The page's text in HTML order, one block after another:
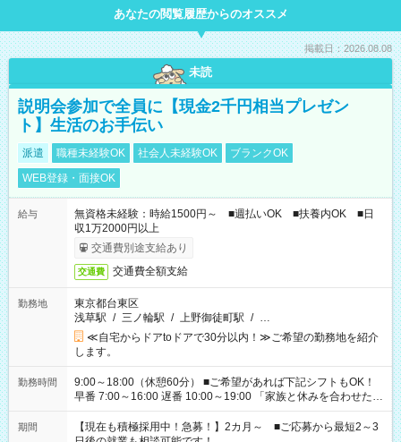
あなたの閲覧履歴からのオススメ
掲載日：2026.08.08
未読
説明会参加で全員に【現金2千円相当プレゼン
ト】生活のお手伝い
派遣 職種未経験OK 社会人未経験OK
ブランクOK
WEB登録・面接OK
給与
無資格未経験：時給1500円～ ■週払いOK ■扶養内OK ■日
収1万2000円以上
交通費別途支給あり
交通費 交通費全額支給
勤務地
東京都台東区
浅草駅 / 三ノ輪駅 / 上野御徒町駅 / …
≪自宅からドアtoドアで30分以内！≫ご希望の勤務地を紹介
します。
勤務時間
9:00～18:00（休憩60分） ■ご希望があれば下記シフトもOK！
早番 7:00～16:00 遅番 10:00～19:00 「家族と休みを合わせた
い」 「余裕を持って夕飯の準備がしたい」 「できれば残業はし
たくない」 など、ご希望を教えてくださいね。 ※Wワーク希望
の方へ 今ご覧のお仕事で希望する勤務時間と、もう1つのお仕事
期間
【現在も積極採用中！急募！】2カ月～ ■ご応募から最短2～3